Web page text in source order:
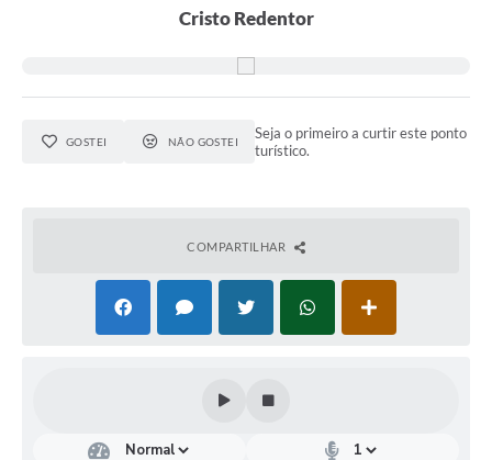
Cristo Redentor
GOSTEI NÃO GOSTEI
Seja o primeiro a curtir este ponto
turístico.
COMPARTILHAR